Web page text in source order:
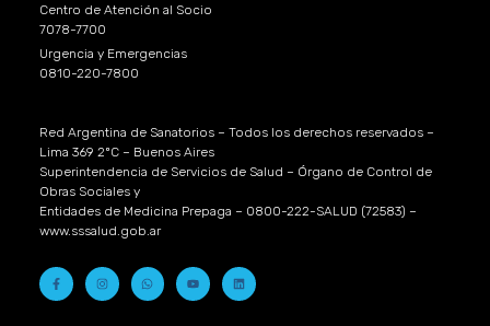
Centro de Atención al Socio
7078-7700
Urgencia y Emergencias
0810-220-7800
Red Argentina de Sanatorios – Todos los derechos reservados –
Lima 369 2ºC – Buenos Aires
Superintendencia de Servicios de Salud – Órgano de Control de
Obras Sociales y
Entidades de Medicina Prepaga – 0800-222-SALUD (72583) –
www.sssalud.gob.ar